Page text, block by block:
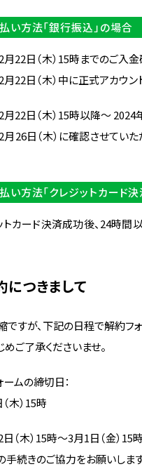
い方法「銀行振込」の場合
22日（木）15時までのご入金
22日（木）中に正式アカウ
22日（木）15時以降〜 2024
月26日（木）に確認させてい
い方法「クレジットカード決
トカード決済成功後、24時間
につきまして
ですが、下記の日程で解約フ
めご了承くださいませ。
ムの締切日：
木）15時
（木）15時〜3月1日（金）15
手続きのご協力をお願いします